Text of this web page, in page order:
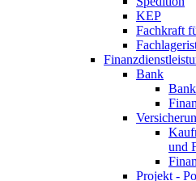
KEP
Fachkraft
Bank
und
Projekt -